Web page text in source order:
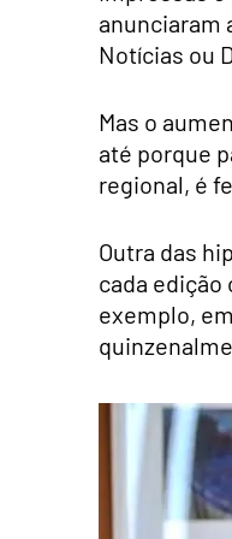
anunciaram
Notícias ou
Mas o
até porque
regional, é
Outra das
cada edição
exemplo,